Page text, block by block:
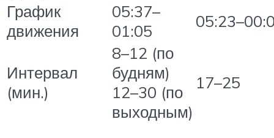
График
движения
05:37–
01:05
Интервал
(мин.)
8–12 (по
будням)
12–30 (по
выходным)
17–25